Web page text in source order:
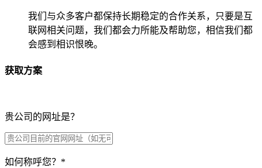
我们与众多客户都保持长期稳定的合作关系，只要是互
联网相关问题，我们都会力所能及帮助您，相信我们都
会感到相识恨晚。
获取方案
贵公司的网址是？
如何称呼您？ *